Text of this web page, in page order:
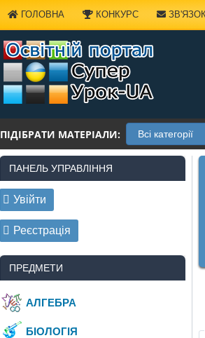
ГОЛОВНА КОНКУРС ЗВ'ЯЗОК
ПІДІБРАТИ МАТЕРІАЛИ:
ПАНЕЛЬ УПРАВЛІННЯ
Увійти
Реєстрація
ПРЕДМЕТИ
АЛГЕБРА
БІОЛОГІЯ